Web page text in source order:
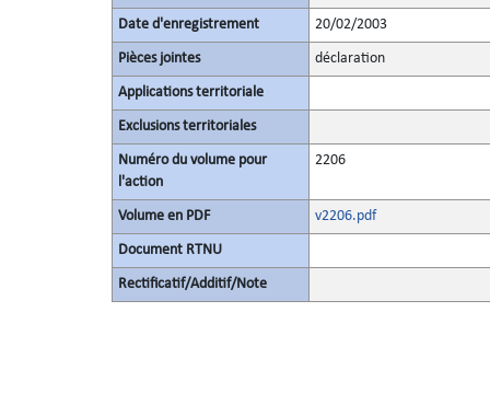
Date d'enregistrement 20/02/2003
Pièces jointes déclaration
Applications territoriale
Exclusions territoriales
Numéro du volume pour
l'action
2206
Volume en PDF v2206.pdf
Document RTNU
Rectificatif/Additif/Note